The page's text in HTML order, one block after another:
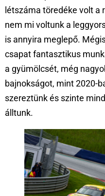
létszáma töredéke volt a
nem mi voltunk a
is annyira meglepő.
csapat fantasztikus
a gyümölcsét, még
bajnokságot, mint 2020-
szereztünk és szinte
álltunk.